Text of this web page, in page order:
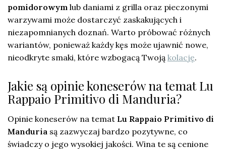
pomidorowym lub daniami z grilla oraz pieczonymi
warzywami może dostarczyć zaskakujących i
niezapomnianych doznań. Warto próbować różnych
wariantów, ponieważ każdy kęs może ujawnić nowe,
nieodkryte smaki, które wzbogacą Twoją kolację.
Jakie są opinie koneserów na temat Lu
Rappaio Primitivo di Manduria?
Opinie koneserów na temat Lu Rappaio Primitivo di
Manduria są zazwyczaj bardzo pozytywne, co
świadczy o jego wysokiej jakości. Wina te są cenione